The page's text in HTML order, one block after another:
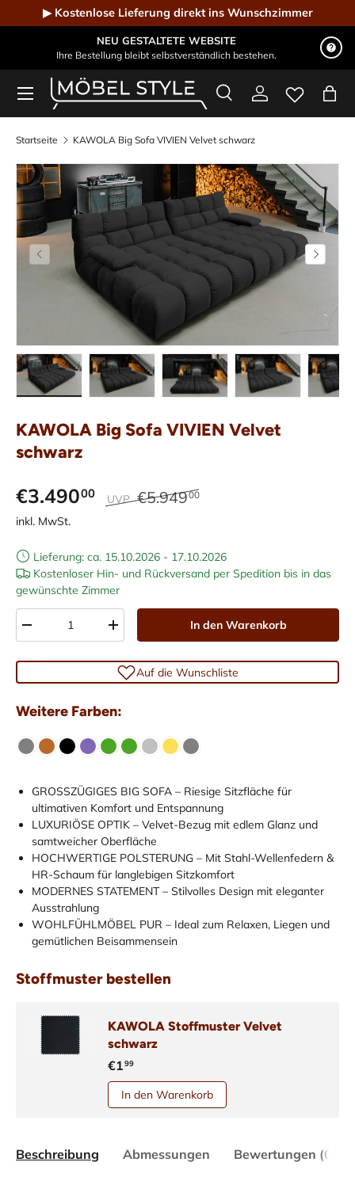
Direkt zum Inhalt
▶ Kostenlose Lieferung direkt ins Wunschzimmer
NEU GESTALTETE WEBSITE
Ihre Bestellung bleibt selbstverständlich bestehen.
Möbel Style - Der Online-Shop für Designmöbel
Suchen
SucheEinloggen
Menü
Startseite KAWOLA Big Sofa VIVIEN Velvet schwarz
Vorherige Nächste
Bild 1 in Galerieansicht laden
Bild 2 in Galerieansicht laden
Bild 3 in Galerieansicht laden
Bild 4 in Bild 5
KAWOLA Big Sofa VIVIEN Velvet
schwarz
€3.49000 UVP €5.94900
inkl. MwSt.
Lieferung: ca. 15.10.2026 - 17.10.2026
Kostenloser Hin- und Rückversand per Spedition bis in das
gewünschte Zimmer
-
+ In den Warenkorb
Auf die Wunschliste
Weitere Farben:
GROSSZÜGIGES BIG SOFA – Riesige Sitzfläche für
ultimativen Komfort und Entspannung
LUXURIÖSE OPTIK – Velvet-Bezug mit edlem Glanz und
samtweicher Oberfläche
HOCHWERTIGE POLSTERUNG – Mit Stahl-Wellenfedern &
HR-Schaum für langlebigen Sitzkomfort
MODERNES STATEMENT – Stilvolles Design mit eleganter
Ausstrahlung
WOHLFÜHLMÖBEL PUR – Ideal zum Relaxen, Liegen und
gemütlichen Beisammensein
Stoffmuster bestellen
KAWOLA Stoffmuster Velvet
schwarz
€199
In den Warenkorb
Beschreibung Abmessungen Bewertungen (0)